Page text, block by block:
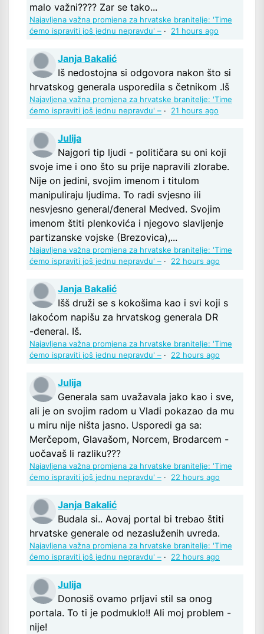
malo važni???? Zar se tako...
Najavljena važna promjena za hrvatske branitelje: 'Time
ćemo ispraviti još jednu nepravdu' – · 21 hours ago
Janja Bakalić
Iš nedostojna si odgovora nakon što si
hrvatskog generala usporedila s četnikom .Iš
Najavljena važna promjena za hrvatske branitelje: 'Time
ćemo ispraviti još jednu nepravdu' – · 21 hours ago
Julija
Najgori tip ljudi - političara su oni koji
svoje ime i ono što su prije napravili zlorabe.
Nije on jedini, svojim imenom i titulom
manipuliraju ljudima. To radi svjesno ili
nesvjesno general/đeneral Medved. Svojim
imenom štiti plenkovića i njegovo slavljenje
partizanske vojske (Brezovica),...
Najavljena važna promjena za hrvatske branitelje: 'Time
ćemo ispraviti još jednu nepravdu' – · 22 hours ago
Janja Bakalić
Išš druži se s kokošima kao i svi koji s
lakoćom napišu za hrvatskog generala DR
-đeneral. Iš.
Najavljena važna promjena za hrvatske branitelje: 'Time
ćemo ispraviti još jednu nepravdu' – · 22 hours ago
Julija
Generala sam uvažavala jako kao i sve,
ali je on svojim radom u Vladi pokazao da mu
u miru nije ništa jasno. Usporedi ga sa:
Merčepom, Glavašom, Norcem, Brodarcem -
uočavaš li razliku???
Najavljena važna promjena za hrvatske branitelje: 'Time
ćemo ispraviti još jednu nepravdu' – · 22 hours ago
Janja Bakalić
Budala si.. Aovaj portal bi trebao štiti
hrvatske generale od nezasluženih uvreda.
Najavljena važna promjena za hrvatske branitelje: 'Time
ćemo ispraviti još jednu nepravdu' – · 22 hours ago
Julija
Donosiš ovamo prljavi stil sa onog
portala. To ti je podmuklo!! Ali moj problem -
nije!